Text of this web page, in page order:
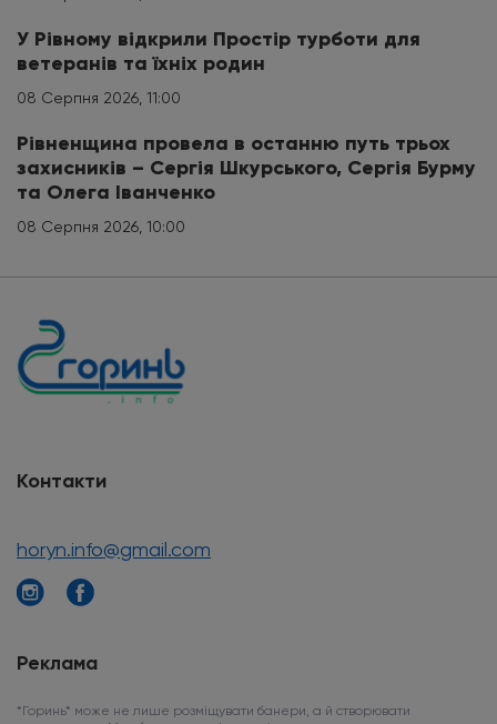
У Рівному відкрили Простір турботи для
ветеранів та їхніх родин
08 Серпня 2026, 11:00
Рівненщина провела в останню путь трьох
захисників – Сергія Шкурського, Сергія Бурму
та Олега Іванченко
08 Серпня 2026, 10:00
Контакти
horyn.info@gmail.com
Реклама
*Горинь* може не лише розміщувати банери, а й створювати